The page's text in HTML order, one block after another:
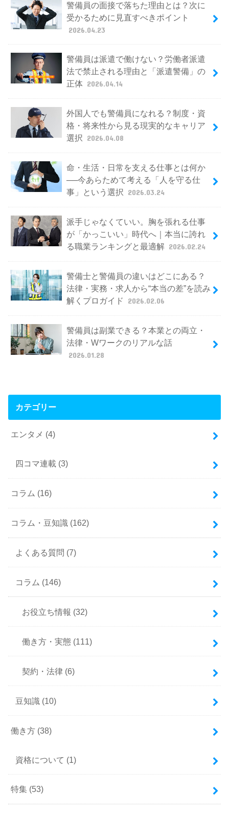
警備員の面接で落ちた理由とは？次に
受かるために見直すべきポイント
2026.04.23
警備員は派遣で働けない？労働者派遣
法で禁止される理由と「派遣警備」の
正体 2026.04.14
外国人でも警備員になれる？制度・資
格・将来性から見る現実的なキャリア
選択 2026.04.08
命・生活・日常を支える仕事とは何か
──今あらためて考える「人を守る仕
事」という選択 2026.03.24
派手じゃなくていい。胸を張れる仕事
が「かっこいい」時代へ｜本当に誇れ
る職業ランキングと最適解 2026.02.24
警備士と警備員の違いはどこにある？
法律・実務・求人から“本当の差”を読み
解くプロガイド
2026.02.06
警備員は副業できる？本業との両立・
法律・Wワークのリアルな話
2026.01.28
カテゴリー
エンタメ (4)
四コマ連載 (3)
コラム (16)
コラム・豆知識 (162)
よくある質問 (7)
コラム (146)
お役立ち情報 (32)
働き方・実態 (111)
契約・法律 (6)
豆知識 (10)
働き方 (38)
資格について (1)
特集 (53)